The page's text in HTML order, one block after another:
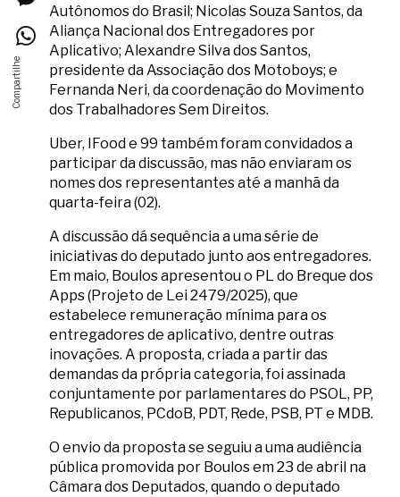
Autônomos do Brasil; Nicolas Souza Santos, da
Aliança Nacional dos Entregadores por
Aplicativo; Alexandre Silva dos Santos,
presidente da Associação dos Motoboys; e
Fernanda Neri, da coordenação do Movimento
dos Trabalhadores Sem Direitos.
Uber, IFood e 99 também foram convidados a
participar da discussão, mas não enviaram os
nomes dos representantes até a manhã da
quarta-feira (02).
A discussão dá sequência a uma série de
iniciativas do deputado junto aos entregadores.
Em maio, Boulos apresentou o PL do Breque dos
Apps (Projeto de Lei 2479/2025), que
estabelece remuneração mínima para os
entregadores de aplicativo, dentre outras
inovações. A proposta, criada a partir das
demandas da própria categoria, foi assinada
conjuntamente por parlamentares do PSOL, PP,
Republicanos, PCdoB, PDT, Rede, PSB, PT e MDB.
O envio da proposta se seguiu a uma audiência
pública promovida por Boulos em 23 de abril na
Câmara dos Deputados, quando o deputado